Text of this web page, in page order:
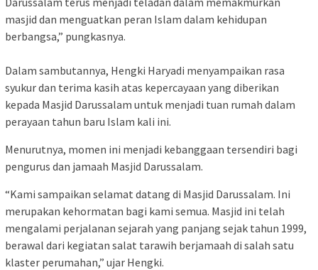
masjid dan menguatkan peran Islam dalam kehidupan
berbangsa,” pungkasnya.
Dalam sambutannya, Hengki Haryadi menyampaikan rasa
syukur dan terima kasih atas kepercayaan yang diberikan
kepada Masjid Darussalam untuk menjadi tuan rumah dalam
perayaan tahun baru Islam kali ini.
Menurutnya, momen ini menjadi kebanggaan tersendiri bagi
pengurus dan jamaah Masjid Darussalam.
“Kami sampaikan selamat datang di Masjid Darussalam. Ini
merupakan kehormatan bagi kami semua. Masjid ini telah
mengalami perjalanan sejarah yang panjang sejak tahun 1999,
berawal dari kegiatan salat tarawih berjamaah di salah satu
klaster perumahan,” ujar Hengki.